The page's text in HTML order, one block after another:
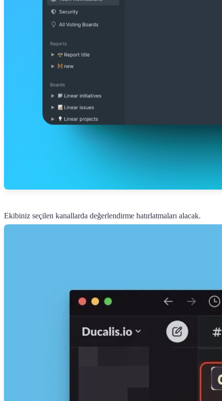
Ekibiniz seçilen kanallarda değerlendirme hatırlatmaları alacak.